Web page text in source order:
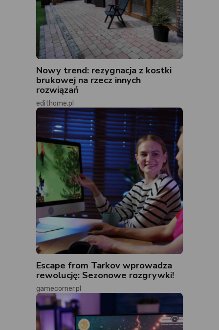
Nowy trend: rezygnacja z kostki
brukowej na rzecz innych
rozwiązań
edithome.pl
Escape from Tarkov wprowadza
rewolucję: Sezonowe rozgrywki!
gamecorner.pl